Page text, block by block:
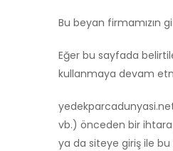
Bu beyan firmamızın
Eğer bu sayfada
kullanmaya devam
vb.) önceden bir ihtara
ya da siteye giriş ile bu